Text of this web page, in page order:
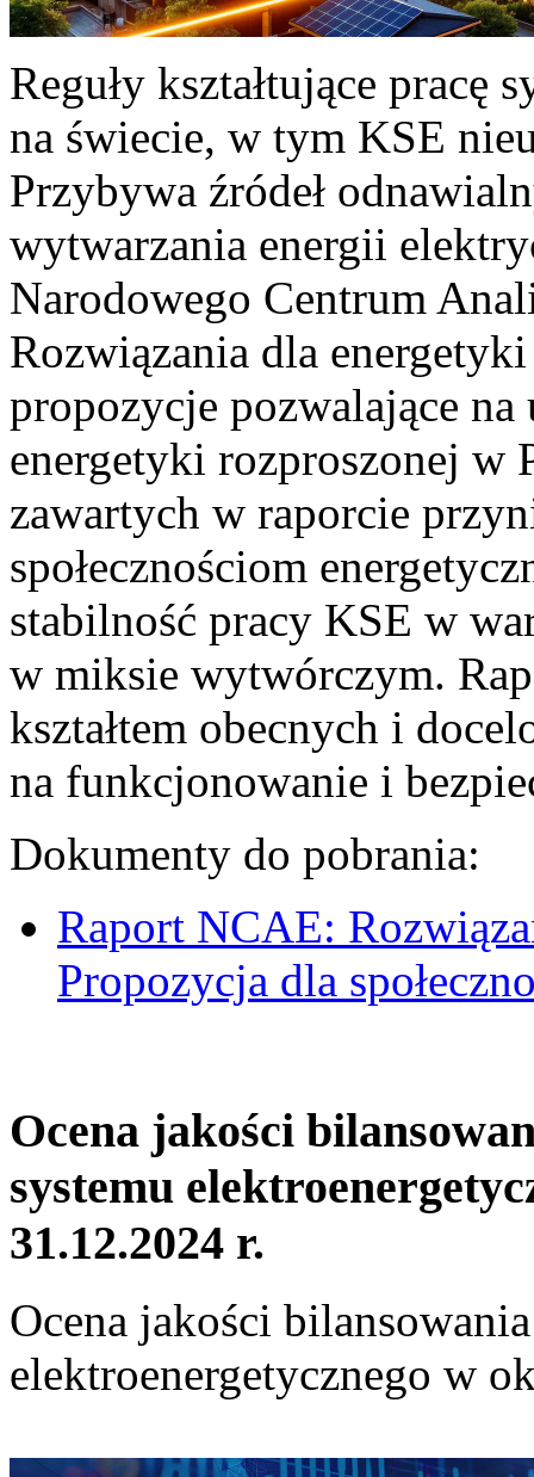
Reguły kształtujące pracę
na świecie, w tym KSE
Przybywa źródeł
wytwarzania energii
Narodowego Centrum
Rozwiązania dla
propozycje pozwalające
energetyki rozproszonej w
zawartych w raporcie
społecznościom
stabilność pracy KSE w
w miksie wytwórczym.
kształtem obecnych i
na funkcjonowanie i
Dokumenty do pobrania:
Raport NCAE:
Propozycja dla
Ocena jakości
systemu
31.12.2024 r.
Ocena jakości
elektroenergetycznego w